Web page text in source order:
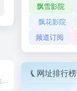
飘雪影院
飘花影院
频道订阅
网址排行榜